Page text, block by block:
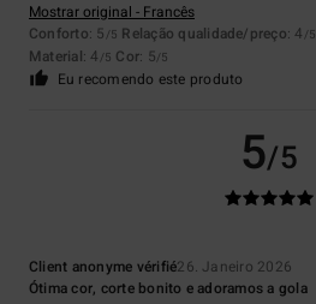
Mostrar original - Francês
Conforto: 5 /5 Relação qualidade/preço: 4 /5
Material: 4 /5 Cor: 5/5
Eu recomendo este produto
5/5
Client anonyme vérifié26. Janeiro 2026
Ótima cor, corte bonito e adoramos a gola